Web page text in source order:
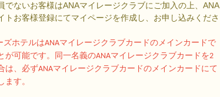
でないお客様はANAマイレージクラブにご加入の上、ANA
トお客様登録にてマイページを作成し、お申し込みくださ
ズホテルはANAマイレージクラブカードのメインカードで
が可能です。同一名義のANAマイレージクラブカードを2
は、必ずANAマイレージクラブカードのメインカードにて
ます。